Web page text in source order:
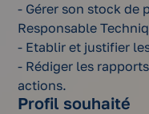
- Gérer son stock de
Responsable
- Etablir et justifier
- Rédiger les
actions.
Profil souhaité